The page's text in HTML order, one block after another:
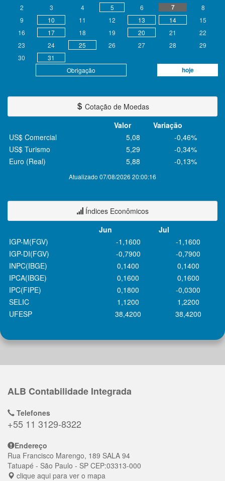
Obrigação hoje
2
3 4 5 6 7
8
9
10 11 12 13 14
15
16
17 18 19 20 21
22
23
24 25 26 27 28
29
30
31
Cotação de Moedas
Valor
Variação
Atualizado 07/08/2026 20:00:16
US$ Comercial 5,08
-0,46%
US$ Turismo
5,29
-0,34%
Euro (Real)
5,88 -0,13%
Índices Econômicos
Jun
Jul
IGP-M(FGV)
-1,1600
-1,1600
IGP-DI(FGV)
-0,7900
-0,7900
INPC(IBGE)
0,1400
0,1400
IPCA(IBGE)
0,1600
0,1600
IPC(FIPE)
0,1800
-0,0300
SELIC
1,1200
1,2200
UFESP
38,4200 38,4200
ALB Contabilidade Integrada
Telefones
+55 11 3129-8322
Endereço
Rua Francisco Marengo, 189 SALA 94
Tatuapé - São Paulo - SP CEP:03313-000
clique aqui para ver o mapa